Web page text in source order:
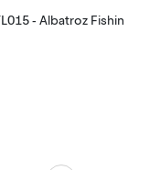
- Albatroz Fishin